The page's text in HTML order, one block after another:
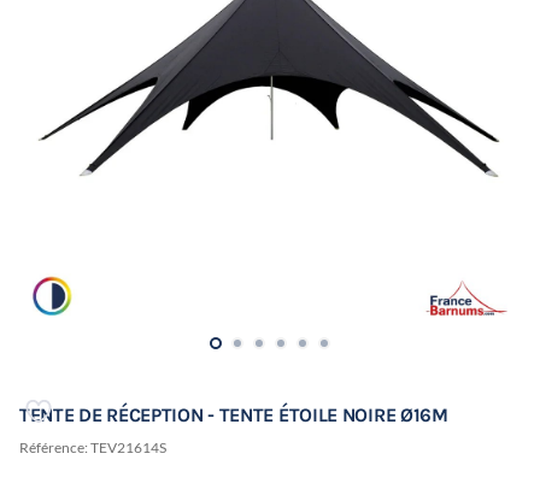
TENTE DE RÉCEPTION - TENTE ÉTOILE NOIRE Ø16M
Référence: TEV21614S